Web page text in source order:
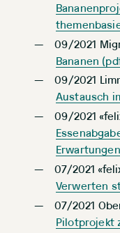
09/2021
Bananen
09/2021
Austausch
09/2021
07/2021
Verwerten
07/2021
Pilotprojekt